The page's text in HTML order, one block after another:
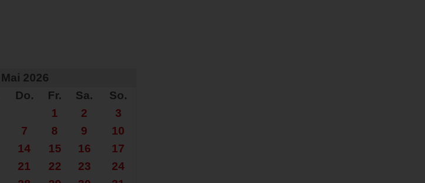
Mai 2026
Do. Fr. Sa.
So.
1
2
3
7 8 9
10
14 15 16
17
21 22 23
24